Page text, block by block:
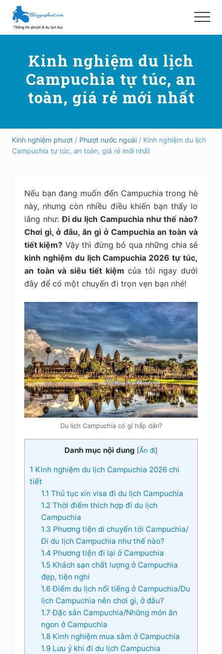
Menu
Skip
main
qua
primary
Hướng
phượt,
và
ngoài
nước
an
nghiệm,
kiệm
Menu
Kinh nghiệm du lịch
Campuchia tự túc, an
toàn, giá rẻ mới nhất
Kinh nghiệm phượt / Phượt nước ngoài / Kinh nghiệm du lịch
Campuchia tự túc, an toàn, giá rẻ mới nhất
Nếu bạn đang muốn đến Campuchia trong hè
này, nhưng còn nhiều điều khiến bạn thấy lo
lắng như:Đi du lịch Campuchia như thế nào?
Chơi gì, ở đâu, ăn gì ở Campuchia an toàn và
tiết kiệm? Vậy thì đừng bỏ qua những chia sẻ
kinh nghiệm du lịch Campuchia 2026 tự túc,
an toàn và siêu tiết kiệm của tôi ngay dưới
đây để có một chuyến đi trọn vẹn bạn nhé!
Du lịch Campuchia có gì hấp dẫn?
Danh mục nội dung [Ẩn đi]
1 Kinh nghiệm du lịch Campuchia 2026 chi
tiết
1.1 Thủ tục xin visa đi du lịch Campuchia
1.2 Thời điểm thích hợp đi du lịch
Campuchia
1.3 Phương tiện di chuyển tới Campuchia/
Đi du lịch Campuchia như thế nào?
1.4 Phương tiện đi lại ở Campuchia
1.5Khách sạn chất lượng ở Campuchia
đẹp, tiện nghi
1.6Điểm du lịch nổi tiếng ở Campuchia/Du
lịch Campuchia nên chơi gì, ở đâu?
1.7 Đặc sản Campuchia/Những món ăn
ngon ở Campuchia
1.8Kinh nghiệm mua sắm ở Campuchia
1.9Lưu ý khi đi du lịch Campuchia